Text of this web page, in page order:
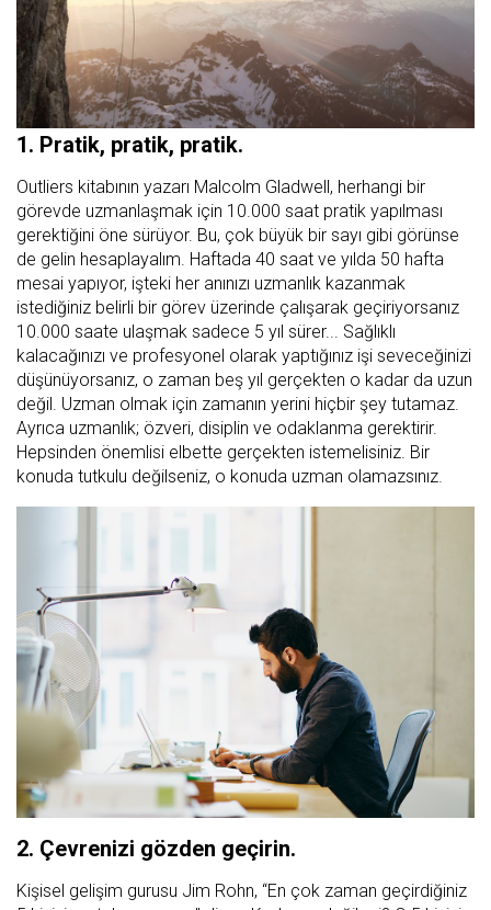
1. Pratik, pratik, pratik.
Outliers kitabının yazarı Malcolm Gladwell, herhangi bir
görevde uzmanlaşmak için 10.000 saat pratik yapılması
gerektiğini öne sürüyor. Bu, çok büyük bir sayı gibi görünse
de gelin hesaplayalım. Haftada 40 saat ve yılda 50 hafta
mesai yapıyor, işteki her anınızı uzmanlık kazanmak
istediğiniz belirli bir görev üzerinde çalışarak geçiriyorsanız
10.000 saate ulaşmak sadece 5 yıl sürer... Sağlıklı
kalacağınızı ve profesyonel olarak yaptığınız işi seveceğinizi
düşünüyorsanız, o zaman beş yıl gerçekten o kadar da uzun
değil. Uzman olmak için zamanın yerini hiçbir şey tutamaz.
Ayrıca uzmanlık; özveri, disiplin ve odaklanma gerektirir.
Hepsinden önemlisi elbette gerçekten istemelisiniz. Bir
konuda tutkulu değilseniz, o konuda uzman olamazsınız.
2. Çevrenizi gözden geçirin.
Kişisel gelişim gurusu Jim Rohn, “En çok zaman geçirdiğiniz